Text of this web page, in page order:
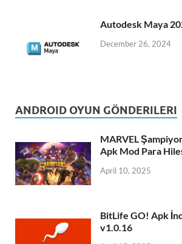
Autodesk Maya
December 26, 2024
ANDROID OYUN GÖNDERILERI
MARVEL
Apk Mod Para
April 10, 2025
BitLife GO! Apk
v1.0.16